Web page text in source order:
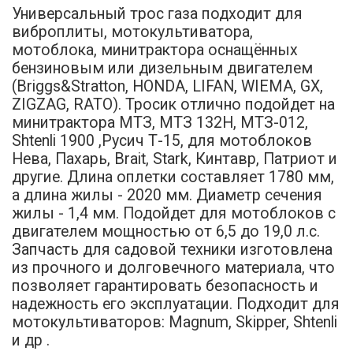
Универсальный трос газа подходит для
виброплиты, мотокультиватора,
мотоблока, минитрактора оснащённых
бензиновым или дизельным двигателем
(Briggs&Stratton, HONDA, LIFAN, WIEMA, GX,
ZIGZAG, RATO). Тросик отлично подойдет на
минитрактора МТЗ, МТЗ 132H, МТЗ-012,
Shtenli 1900 ,Русич Т-15, для мотоблоков
Нева, Пахарь, Brait, Stark, Кинтавр, Патриот и
другие. Длина оплетки составляет 1780 мм,
а длина жилы - 2020 мм. Диаметр сечения
жилы - 1,4 мм. Подойдет для мотоблоков с
двигателем мощностью от 6,5 до 19,0 л.с.
Запчасть для садовой техники изготовлена
из прочного и долговечного материала, что
позволяет гарантировать безопасность и
надежность его эксплуатации. Подходит для
мотокультиваторов: Magnum, Skipper, Shtenli
и др .